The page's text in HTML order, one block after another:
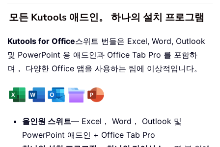
모든 Kutools 애드인。 하나의 설치 프로그램
Kutools for Office스위트 번들은 Excel, Word, Outlook
및 PowerPoint 용 애드인과 Office Tab Pro 를 포함하
며， 다양한 Office 앱을 사용하는 팀에 이상적입니다。
올인원 스위트— Excel， Word， Outlook 및
PowerPoint 애드인 + Office Tab Pro